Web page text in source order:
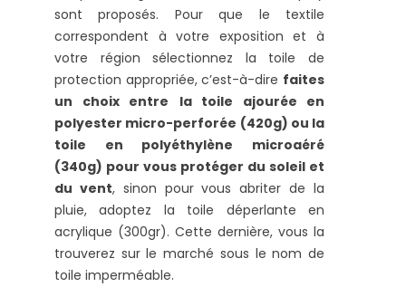
sont proposés. Pour que le textile
correspondent à votre exposition et à
votre région sélectionnez la toile de
protection appropriée, c’est-à-dire faites
un choix entre
la toile ajourée en
polyester micro-perforée (420g) ou la
toile en polyéthylène microaéré
(340g) pour vous protéger du soleil et
du vent, sinon pour vous abriter de la
pluie, adoptez la toile déperlante en
acrylique (300gr). Cette dernière, vous la
trouverez sur le marché sous le nom de
toile imperméable.